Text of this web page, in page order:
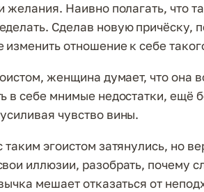
желания. Наивно полагать, что
Сделав новую причёску,
отношение к себе
женщина думает, что она
в себе мнимые недостатки, ещё
чувство вины.
эгоистом затянулись, но
иллюзии, разобрать, почему
мешает отказаться от